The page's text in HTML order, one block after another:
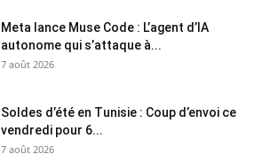
Meta lance Muse Code : L’agent d’IA
autonome qui s’attaque à...
7 août 2026
Soldes d’été en Tunisie : Coup d’envoi ce
vendredi pour 6...
7 août 2026